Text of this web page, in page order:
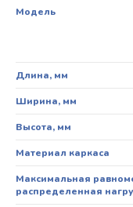
Модель
Длина, мм
Ширина, мм
Высота, мм
Материал каркаса
Максимальная
распределенная